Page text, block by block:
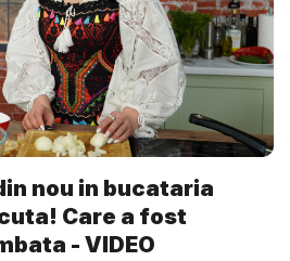
nou in bucataria
Care a fost
- VIDEO